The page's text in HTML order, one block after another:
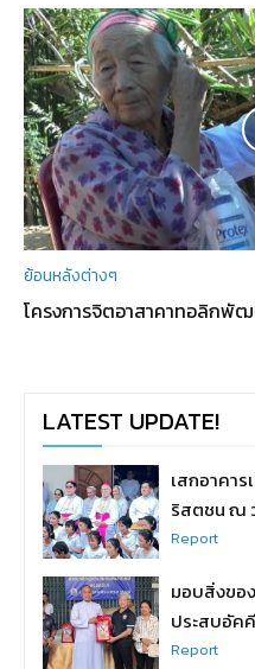
ย้อนหลังต่างๆ
โครงการจิตอาสาคาทอลิก
LATEST UPDATE!
เสกอาคา
ริสตชน ณ
Report
มอบสิ่งขอ
ประสบอัค
Report